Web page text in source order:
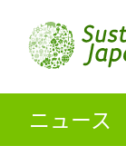
ニュース